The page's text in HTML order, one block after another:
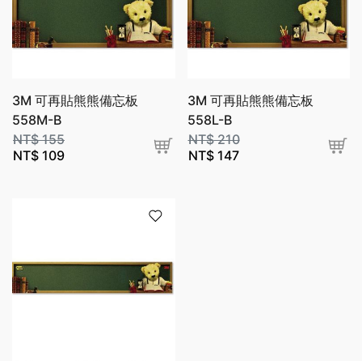
3M 可再貼熊熊備忘板
558M-B
NT$155
NT$ 109
3M 可再貼熊熊備忘板
558L-B
NT$210
NT$147